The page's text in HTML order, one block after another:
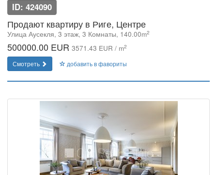
ID: 424090
Продают квартиру в Риге, Центре
Улица Аусекля, 3 этаж, 3 Комнаты, 140.00m2
500000.00 EUR 3571.43 EUR / m2
Смотреть добавить в фавориты